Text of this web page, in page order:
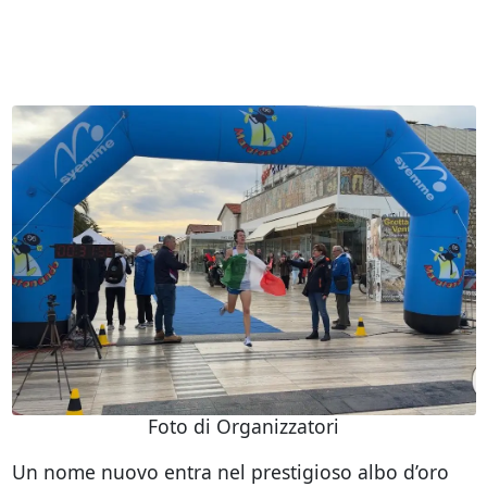
Foto di Organizzatori
Un nome nuovo entra nel prestigioso albo d’oro